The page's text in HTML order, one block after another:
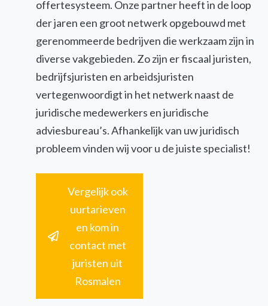
offertesysteem. Onze partner heeft in de loop
der jaren een groot netwerk opgebouwd met
gerenommeerde bedrijven die werkzaam zijn in
diverse vakgebieden. Zo zijn er fiscaal juristen,
bedrijfsjuristen en arbeidsjuristen
vertegenwoordigt in het netwerk naast de
juridische medewerkers en juridische
adviesbureau’s. Afhankelijk van uw juridisch
probleem vinden wij voor u de juiste specialist!
Vergelijk ook
uurtarieven
en kom in
contact met
juristen uit
Rosmalen